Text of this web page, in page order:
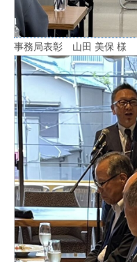
事務局表彰 山田 美保 様